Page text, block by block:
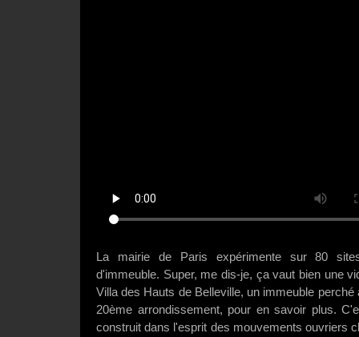
La mairie de Paris expérimente sur 80
d'immeuble. Super, me dis-je, ça vaut bien une
Villa des Hauts de Belleville, un immeuble
20ème arrondissement, pour en savoir plus.
construit dans l'esprit des mouvements ouvriers